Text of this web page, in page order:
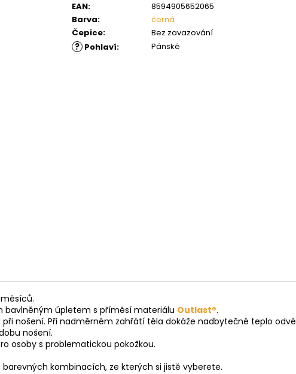
EAN:
8594905652065
Barva:
černá
Čepice: Bez zavazování
? Pohlaví: Pánské
bavlněným úpletem s příměsí materiálu Outlast®.
nošení. Při nadměrném zahřátí těla dokáže nadbytečné teplo
nošení.
osoby s problematickou pokožkou.
kombinacích, ze kterých si jistě vyberete.